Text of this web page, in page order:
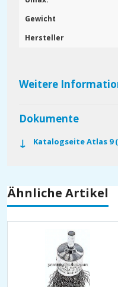
Gewicht
Hersteller
Weitere
Dokumente
Katalogseite Atlas 9
Ähnliche Artikel